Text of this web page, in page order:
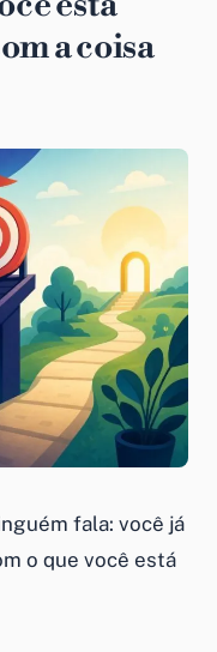
a coisa
fala: você já
o que você está